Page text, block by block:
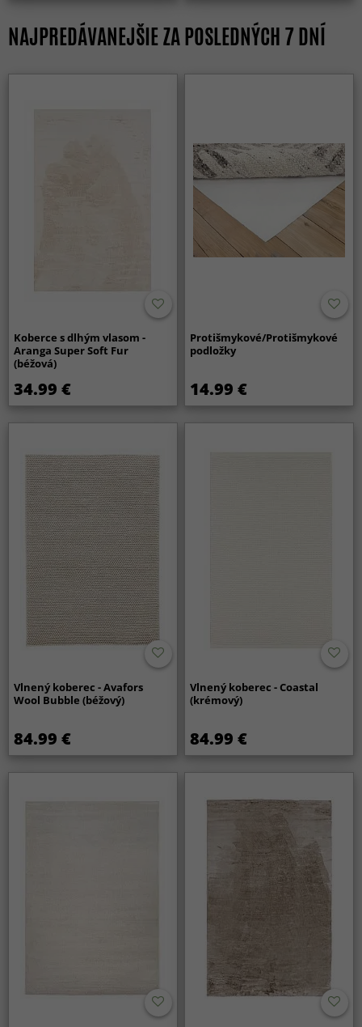
NAJPREDÁVANEJŠIE ZA POSLEDNÝCH 7 DNÍ
Koberce s dlhým vlasom -
Aranga Super Soft Fur
(béžová)
34.99 €
Protišmykové/Protišmykové
podložky
14.99 €
Vlnený koberec - Avafors
Wool Bubble (béžový)
84.99 €
Vlnený koberec - Coastal
(krémový)
84.99 €